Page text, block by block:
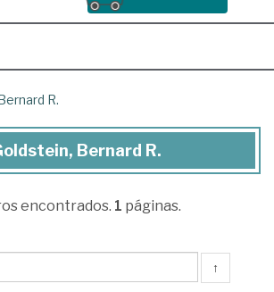
R.
Bernard R.
encontrados. 1 páginas.
↑